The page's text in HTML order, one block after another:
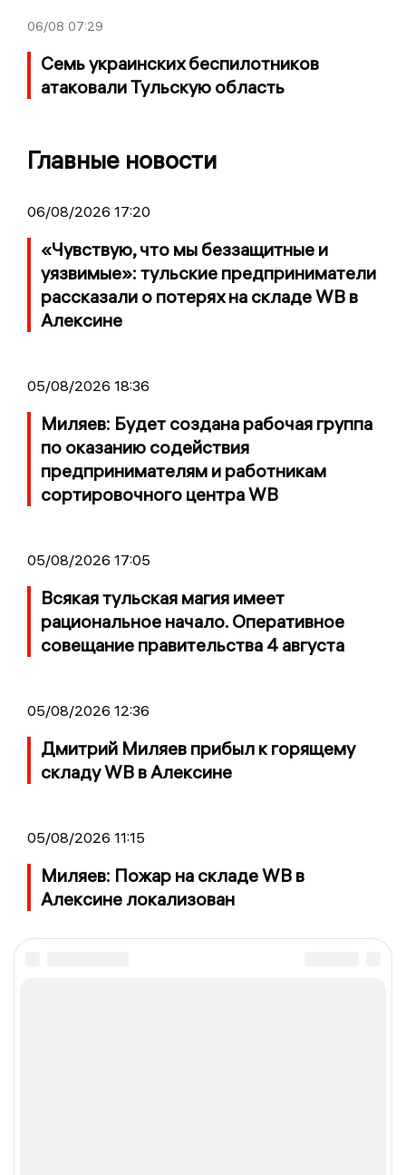
06/08 07:29
Семь украинских беспилотников
атаковали Тульскую область
Главные новости
06/08/2026 17:20
«Чувствую, что мы беззащитные и
уязвимые»: тульские предприниматели
рассказали о потерях на складе WB в
Алексине
05/08/2026 18:36
Миляев: Будет создана рабочая группа
по оказанию содействия
предпринимателям и работникам
сортировочного центра WB
05/08/2026 17:05
Всякая тульская магия имеет
рациональное начало. Оперативное
совещание правительства 4 августа
05/08/2026 12:36
Дмитрий Миляев прибыл к горящему
складу WB в Алексине
05/08/2026 11:15
Миляев: Пожар на складе WB в
Алексине локализован